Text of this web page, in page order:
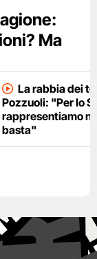
Ma
La rabbia dei
Pozzuoli: "Per lo
rappresentiamo
basta"